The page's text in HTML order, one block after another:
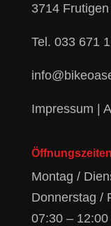
3714 Frutigen
Tel. 033 671
Impressum |
Öffnungszeiten
Montag /
Donnerstag /
07:30 – 12:00